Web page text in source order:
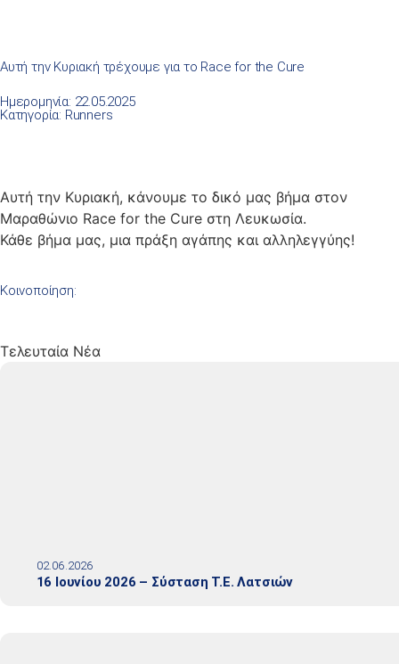
Αυτή την Κυριακή τρέχουμε για το Race for the Cure
Ημερομηνία: 22.05.2025
Κατηγορία: Runners
Αυτή την Κυριακή, κάνουμε το δικό μας βήμα στον
Μαραθώνιο Race for the Cure στη Λευκωσία.
Κάθε βήμα μας, μια πράξη αγάπης και αλληλεγγύης!
Κοινοποίηση:
Τελευταία Νέα
02.06.2026
16 Ιουνίου 2026 – Σύσταση Τ.Ε. Λατσιών